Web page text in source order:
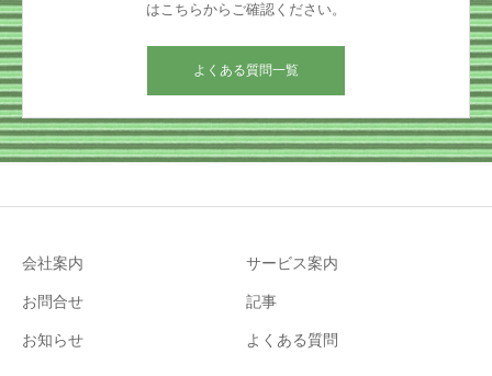
はこちらからご確認ください。
よくある質問一覧
会社案内 サービス案内
お問合せ 記事
お知らせ よくある質問